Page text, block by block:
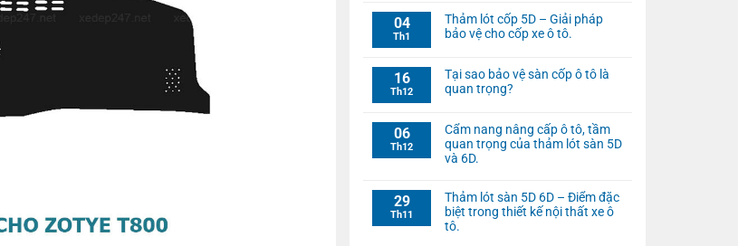
04
Th1
Thảm lót cốp 5D – Giải pháp
bảo vệ cho cốp xe ô tô.
16
Th12
Tại sao bảo vệ sàn cốp ô tô là
quan trọng?
06
Th12
Cẩm nang nâng cấp ô tô, tầm
quan trọng của thảm lót sàn 5D
và 6D.
29
Th11
Thảm lót sàn 5D 6D – Điểm đặc
biệt trong thiết kế nội thất xe ô
tô.